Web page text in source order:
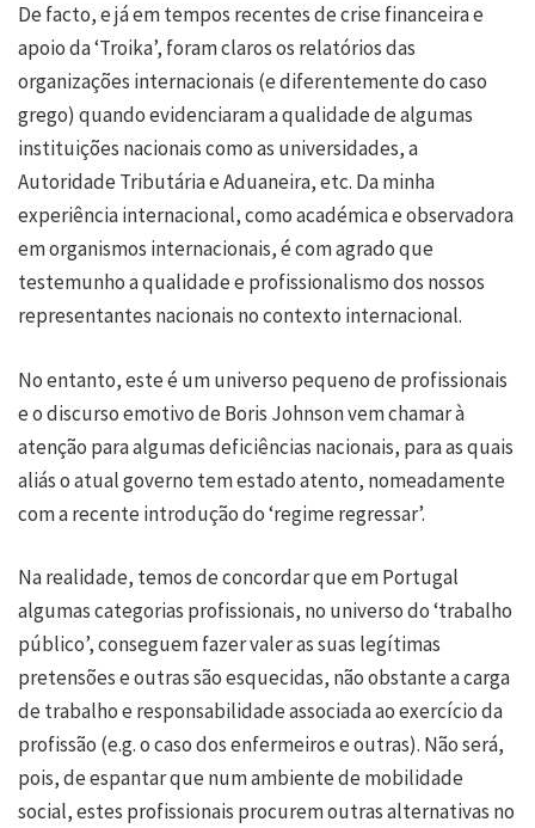
De facto, e já em tempos recentes de crise financeira e
apoio da ‘Troika’, foram claros os relatórios das
organizações internacionais (e diferentemente do caso
grego) quando evidenciaram a qualidade de algumas
instituições nacionais como as universidades, a
Autoridade Tributária e Aduaneira, etc. Da minha
experiência internacional, como académica e observadora
em organismos internacionais, é com agrado que
testemunho a qualidade e profissionalismo dos nossos
representantes nacionais no contexto internacional.
No entanto, este é um universo pequeno de profissionais
e o discurso emotivo de Boris Johnson vem chamar à
atenção para algumas deficiências nacionais, para as quais
aliás o atual governo tem estado atento, nomeadamente
com a recente introdução do ‘regime regressar’.
Na realidade, temos de concordar que em Portugal
algumas categorias profissionais, no universo do ‘trabalho
público’, conseguem fazer valer as suas legítimas
pretensões e outras são esquecidas, não obstante a carga
de trabalho e responsabilidade associada ao exercício da
profissão (e.g. o caso dos enfermeiros e outras). Não será,
pois, de espantar que num ambiente de mobilidade
social, estes profissionais procurem outras alternativas no